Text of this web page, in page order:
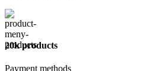
20k products
Payment methods